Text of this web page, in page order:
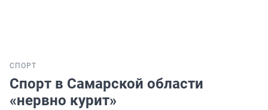
СПОРТ
Спорт в Самарской области
«нервно курит»